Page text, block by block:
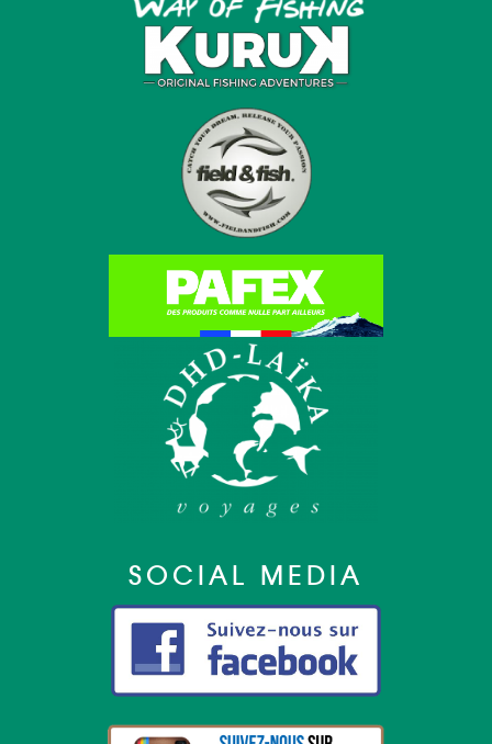
SOCIAL MEDIA